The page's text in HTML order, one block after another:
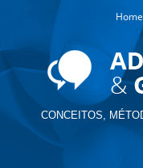
Home
CONCEITOS,